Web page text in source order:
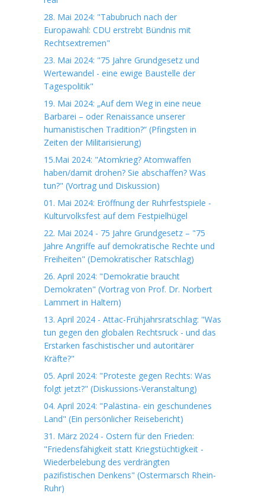
28. Mai 2024: "Tabubruch nach der
Europawahl: CDU erstrebt Bündnis mit
Rechtsextremen"
23. Mai 2024: "75 Jahre Grundgesetz und
Wertewandel - eine ewige Baustelle der
Tagespolitik"
19. Mai 2024: „Auf dem Weg in eine neue
Barbarei – oder Renaissance unserer
humanistischen Tradition?“ (Pfingsten in
Zeiten der Militarisierung)
15.Mai 2024: "Atomkrieg? Atomwaffen
haben/damit drohen? Sie abschaffen? Was
tun?" (Vortrag und Diskussion)
01. Mai 2024: Eröffnung der Ruhrfestspiele -
Kulturvolksfest auf dem Festpielhügel
22. Mai 2024 - 75 Jahre Grundgesetz – "75
Jahre Angriffe auf demokratische Rechte und
Freiheiten" (Demokratischer Ratschlag)
26. April 2024: "Demokratie braucht
Demokraten" (Vortrag von Prof. Dr. Norbert
Lammert in Haltern)
13. April 2024 - Attac-Frühjahrsratschlag: "Was
tun gegen den globalen Rechtsruck - und das
Erstarken faschistischer und autoritärer
Kräfte?"
05. April 2024: "Proteste gegen Rechts: Was
folgt jetzt?" (Diskussions-Veranstaltung)
04. April 2024: "Palästina- ein geschundenes
Land" (Ein persönlicher Reisebericht)
31. März 2024 - Ostern für den Frieden:
"Friedensfähigkeit statt Kriegstüchtigkeit -
Wiederbelebung des verdrängten
pazifistischen Denkens" (Ostermarsch Rhein-
Ruhr)